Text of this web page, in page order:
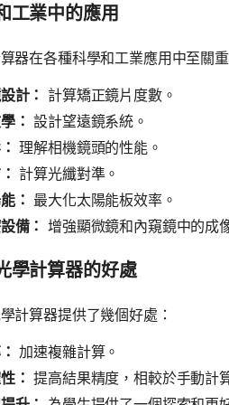
工業中的應用
器在各種科學和工業應用中至關重
計： 計算矯正鏡片度數。
： 設計望遠鏡系統。
理解相機鏡頭的性能。
計算光纖對準。
： 最大化太陽能板效率。
備： 增強顯微鏡和內窺鏡中的成
學計算器的好處
計算器提供了幾個好處：
加速複雜計算。
： 提高結果精度，相較於手動計